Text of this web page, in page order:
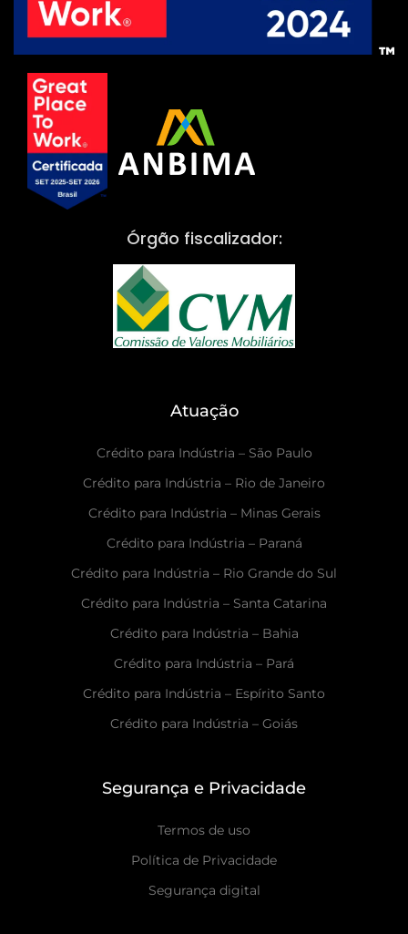
Órgão fiscalizador:
Atuação
Crédito para Indústria – São Paulo
Crédito para Indústria – Rio de Janeiro
Crédito para Indústria – Minas Gerais
Crédito para Indústria – Paraná
Crédito para Indústria – Rio Grande do Sul
Crédito para Indústria – Santa Catarina
Crédito para Indústria – Bahia
Crédito para Indústria – Pará
Crédito para Indústria – Espírito Santo
Crédito para Indústria – Goiás
Segurança e Privacidade
Termos de uso
Política de Privacidade
Segurança digital